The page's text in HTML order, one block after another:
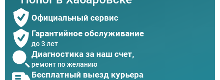
Официальный сервис
Гарантийное обслуживание
до 3 лет
Диагностика за наш счет,
ремонт по желанию
Бесплатный выезд курьера